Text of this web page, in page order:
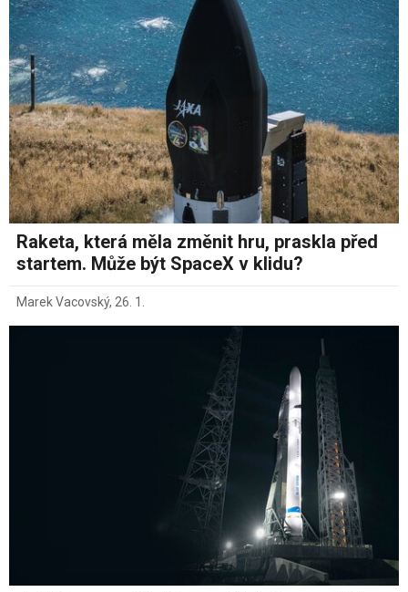
Raketa, která měla změnit hru, praskla před
startem. Může být SpaceX v klidu?
Marek Vacovský, 26. 1.